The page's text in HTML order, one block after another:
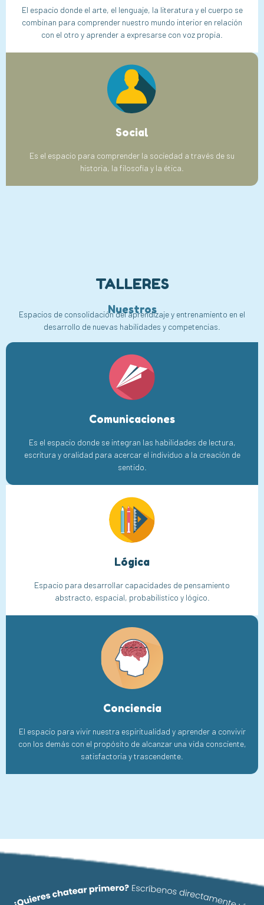
El espacio donde el arte, el lenguaje, la literatura y el cuerpo se
combinan para comprender nuestro mundo interior en relación
con el otro y aprender a expresarse con voz propia.
Social
Es el espacio para comprender la sociedad a través de su
historia, la filosofía y la ética.
TALLERES
Nuestros
Espacios de consolidación del aprendizaje y entrenamiento en el
desarrollo de nuevas habilidades y competencias.
Comunicaciones
Es el espacio donde se integran las habilidades de lectura,
escritura y oralidad para acercar el individuo a la creación de
sentido.
Lógica
Espacio para desarrollar capacidades de pensamiento
abstracto, espacial, probabilístico y lógico.
Conciencia
El espacio para vivir nuestra espiritualidad y aprender a convivir
con los demás con el propósito de alcanzar una vida consciente,
satisfactoria y trascendente.